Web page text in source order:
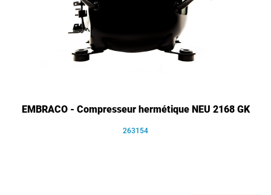
EMBRACO - Compresseur hermétique NEU 2168 GK
263154